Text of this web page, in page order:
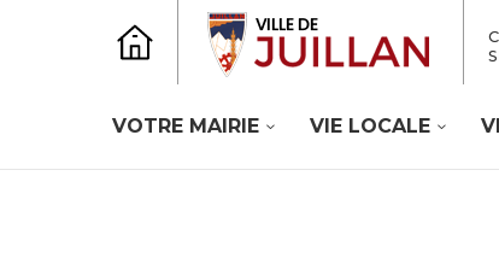
VOTRE MAIRIE VIE LOCALE